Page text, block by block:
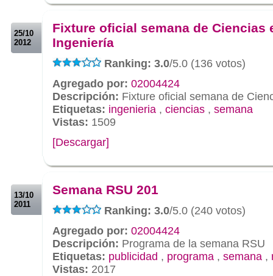
25/10
2012
Fixture oficial semana de Ciencias
Ingeniería
Ranking: 3.0/5.0 (136 votos)
Agregado por: 02004424
Descripción: Fixture oficial semana de
Etiquetas: ingenieria , ciencias , semana
Vistas: 1509
[Descargar]
13/10
2011
Semana RSU 201
Ranking: 3.0/5.0 (240 votos)
Agregado por: 02004424
Descripción: Programa de la semana RSU
Etiquetas: publicidad , programa , semana ,
Vistas: 2017